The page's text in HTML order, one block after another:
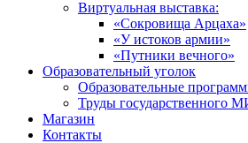
Виртуальная выставка:
«Сокровища Арцаха»
«У истоков армии»
«Путники вечного»
Образовательный уголок
Образовательные
Труды государственного
Магазин
Контакты